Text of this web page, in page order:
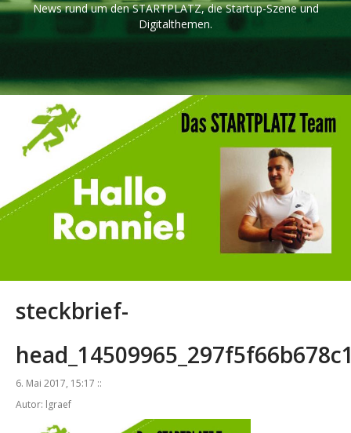
News rund um den STARTPLATZ, die Startup-Szene und
Digitalthemen.
steckbrief-
6. Mai 2017, 15:17 ::
Autor: lgraef